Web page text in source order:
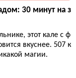
30 минут на з
этот кале с ф
вкуснее. 507 к
магии.